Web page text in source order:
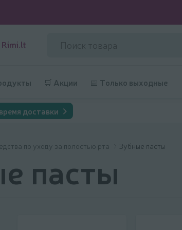
Rimi.lt
🛒 Акции 📅 Только выходные
доставки
по уходу за полостью рта Зубные пасты
пасты